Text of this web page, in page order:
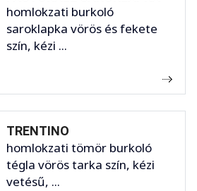
homlokzati burkoló
saroklapka vörös és fekete
szín, kézi ...
TRENTINO
homlokzati tömör burkoló
tégla vörös tarka szín, kézi
vetésű, ...